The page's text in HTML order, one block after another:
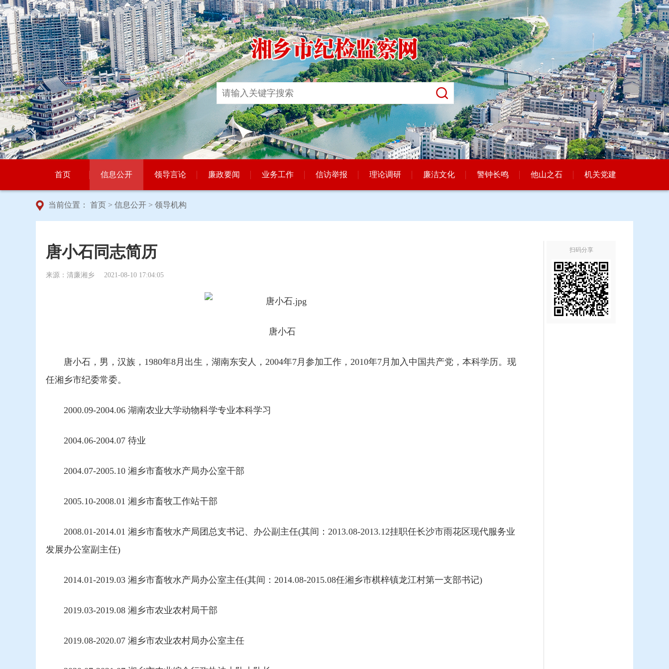
首页 信息公开 领导言论 廉政要闻 业务工作 信访举报 理论调研 廉洁文化 警钟长鸣 他山之石 机关党建
当前位置： 首页 > 信息公开 > 领导机构
唐小石同志简历
来源：清廉湘乡 2021-08-10 17:04:05
唐小石
唐小石，男，汉族，1980年8月出生，湖南东安人，2004年7月参加工作，2010年7月加入中国共产党，本科学历。现
任湘乡市纪委常委。
2000.09-2004.06 湖南农业大学动物科学专业本科学习
2004.06-2004.07 待业
2004.07-2005.10 湘乡市畜牧水产局办公室干部
2005.10-2008.01 湘乡市畜牧工作站干部
2008.01-2014.01 湘乡市畜牧水产局团总支书记、办公副主任(其间：2013.08-2013.12挂职任长沙市雨花区现代服务业
发展办公室副主任)
2014.01-2019.03 湘乡市畜牧水产局办公室主任(其间：2014.08-2015.08任湘乡市棋梓镇龙江村第一支部书记)
2019.03-2019.08 湘乡市农业农村局干部
2019.08-2020.07 湘乡市农业农村局办公室主任
扫码分享